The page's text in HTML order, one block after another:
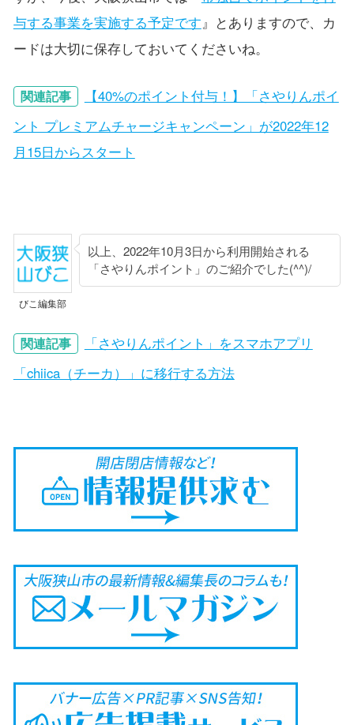
与する事業を実施する予定です』とありますので、カ
ードは大切に保存しておいてくださいね。
関連記事
【40%のポイント付与！】「さやりんポイ
ント プレミアムチャージキャンペーン」が2022年12
月15日からスタート
びこ編集部
以上、2022年10月3日から利用開始される
「さやりんポイント」のご紹介でした(^^)/
関連記事
「さやりんポイント」をスマホアプリ
「chiica（チーカ）」に移行する方法